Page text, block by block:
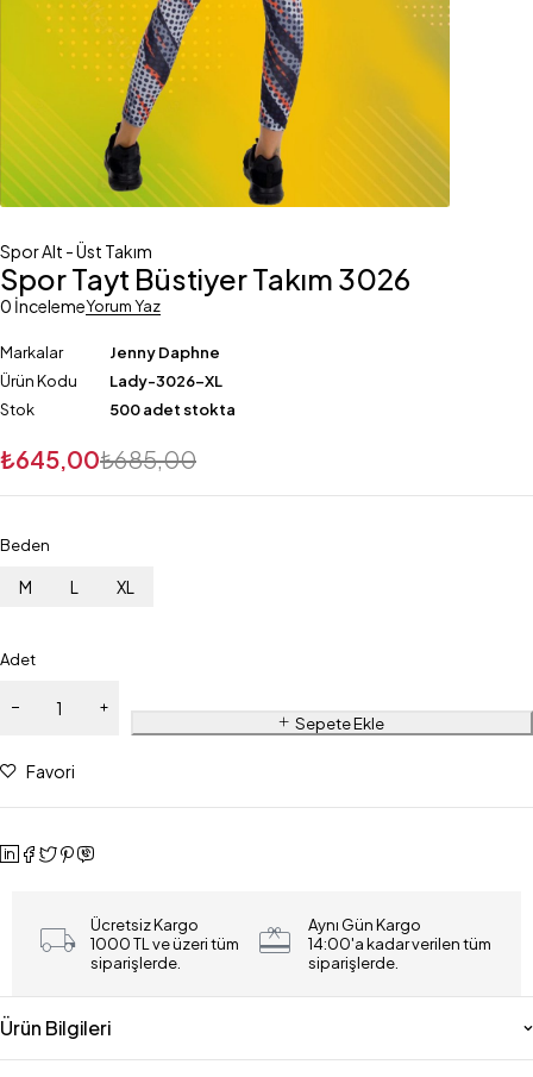
Spor Alt - Üst Takım
Spor Tayt Büstiyer Takım 3026
0 İncelemeYorum Yaz
Markalar
Jenny Daphne
Ürün Kodu
Lady-3026-XL
Stok
500 adet stokta
₺685,00
₺645,00
Beden
M L XL
Adet
Sepete Ekle
Favori
Ücretsiz Kargo
1000 TL ve üzeri tüm
siparişlerde.
Aynı Gün Kargo
14:00'a kadar verilen tüm
siparişlerde.
Ürün Bilgileri